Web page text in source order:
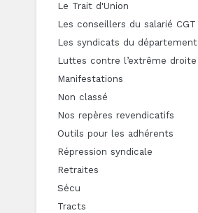
Le Trait d'Union
Les conseillers du salarié CGT
Les syndicats du département
Luttes contre l’extrême droite
Manifestations
Non classé
Nos repères revendicatifs
Outils pour les adhérents
Répression syndicale
Retraites
Sécu
Tracts